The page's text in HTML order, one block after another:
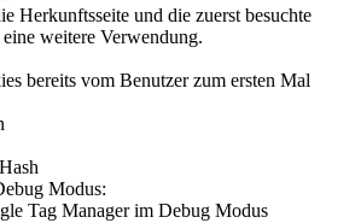
Herkunftsseite und die zuerst besuchte
weitere Verwendung.
bereits vom Benutzer zum ersten Mal
Modus:
Tag Manager im Debug Modus